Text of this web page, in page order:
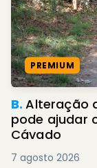
PREMIUM
B.Alteração do Código das Expropriações
pode ajudar
Cávado
7 agosto 2026